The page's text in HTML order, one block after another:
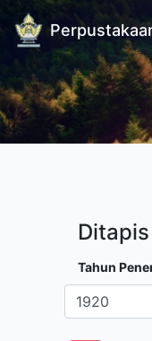
Tahun